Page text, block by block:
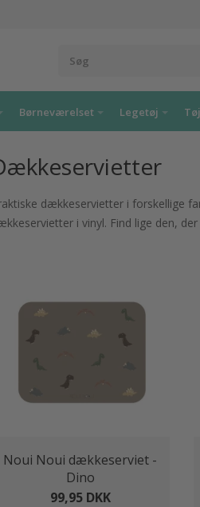
Børneværelset Legetøj
dækkeservietter i forskellige
i vinyl. Find lige den,
Noui Noui dækkeserviet -
Dino
99,95 DKK